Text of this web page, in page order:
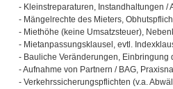
- Kleinstreparaturen, Instandhaltungen /
- Mängelrechte des Mieters,
- Miethöhe (keine Umsatzsteuer),
- Mietanpassungsklausel, evtl.
- Bauliche Veränderungen, Einbringung
- Aufnahme von Partnern / BAG,
- Verkehrssicherungspflichten (v.a.